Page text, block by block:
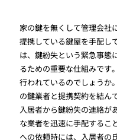
家の鍵を無くして管理会社
提携している鍵屋を手配し
は、鍵紛失という緊急事態
るための重要な仕組みです
行われているのでしょうか
の鍵業者と提携契約を結ん
入居者から鍵紛失の連絡が
な業者を迅速に手配するこ
への依頼時には、入居者の